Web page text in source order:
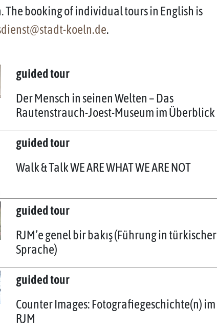
The booking of individual tours in English is
koeln.de.
guided tour
Der Mensch in seinen Welten – Das
Rautenstrauch-Joest-Museum im Überblick
guided tour
Walk & Talk WE ARE WHAT WE ARE NOT
guided tour
RJM’e genel bir bakış (Führung in türkischer
Sprache)
guided tour
Counter Images: Fotografiegeschichte(n) im
RJM